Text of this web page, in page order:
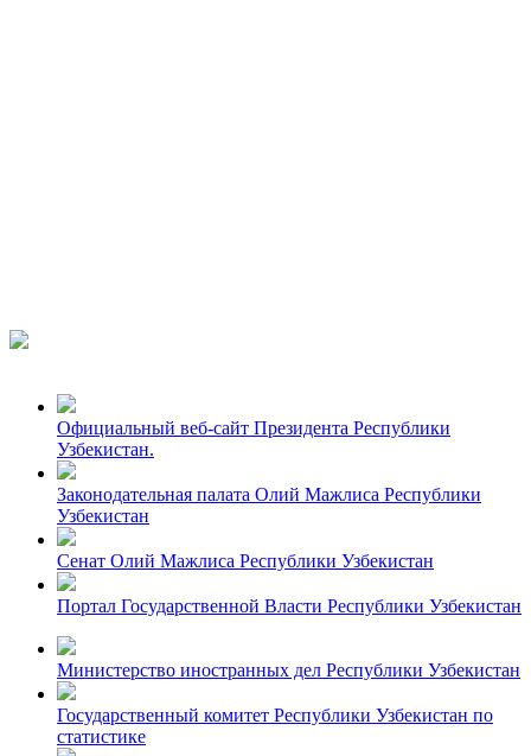
Официальный веб-сайт Президента Республики
Узбекистан.
Законодательная палата Олий Мажлиса Республики
Узбекистан
Сенат Олий Мажлиса Республики Узбекистан
Портал Государственной Власти Республики Узбекистан
Министерство иностранных дел Республики Узбекистан
Государственный комитет Республики Узбекистан по
статистике